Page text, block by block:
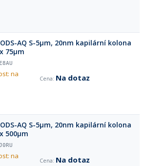
AQ S-5µm, 20nm kapilární kolona
75µm
na
Na dotaz
AQ S-5µm, 20nm kapilární kolona
500µm
na
Na dotaz